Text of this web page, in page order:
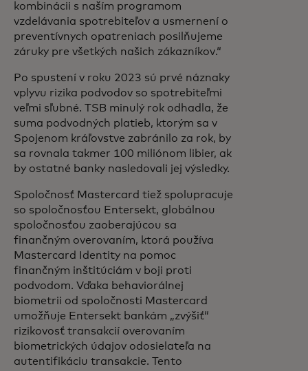
kombinácii s naším programom
vzdelávania spotrebiteľov a usmernení o
preventívnych opatreniach posilňujeme
záruky pre všetkých našich zákazníkov.“
Po spustení v roku 2023 sú prvé náznaky
vplyvu rizika podvodov so spotrebiteľmi
veľmi sľubné. TSB minulý rok odhadla, že
suma podvodných platieb, ktorým sa v
Spojenom kráľovstve zabránilo za rok, by
sa rovnala takmer 100 miliónom libier, ak
by ostatné banky nasledovali jej výsledky.
Spoločnosť Mastercard tiež spolupracuje
so spoločnosťou Entersekt, globálnou
spoločnosťou zaoberajúcou sa
finančným overovaním, ktorá používa
Mastercard Identity na pomoc
finančným inštitúciám v boji proti
podvodom. Vďaka behaviorálnej
biometrii od spoločnosti Mastercard
umožňuje Entersekt bankám „zvýšiť“
rizikovosť transakcií overovaním
biometrických údajov odosielateľa na
autentifikáciu transakcie. Tento